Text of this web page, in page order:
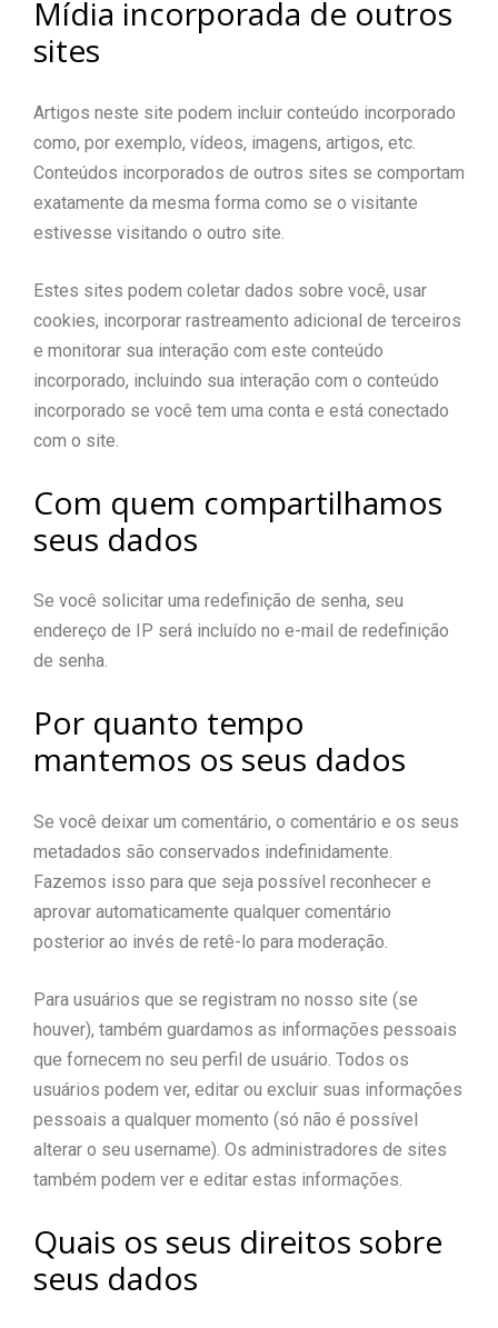
Mídia incorporada de outros
sites
Artigos neste site podem incluir conteúdo incorporado
como, por exemplo, vídeos, imagens, artigos, etc.
Conteúdos incorporados de outros sites se comportam
exatamente da mesma forma como se o visitante
estivesse visitando o outro site.
Estes sites podem coletar dados sobre você, usar
cookies, incorporar rastreamento adicional de terceiros
e monitorar sua interação com este conteúdo
incorporado, incluindo sua interação com o conteúdo
incorporado se você tem uma conta e está conectado
com o site.
Com quem compartilhamos
seus dados
Se você solicitar uma redefinição de senha, seu
endereço de IP será incluído no e-mail de redefinição
de senha.
Por quanto tempo
mantemos os seus dados
Se você deixar um comentário, o comentário e os seus
metadados são conservados indefinidamente.
Fazemos isso para que seja possível reconhecer e
aprovar automaticamente qualquer comentário
posterior ao invés de retê-lo para moderação.
Para usuários que se registram no nosso site (se
houver), também guardamos as informações pessoais
que fornecem no seu perfil de usuário. Todos os
usuários podem ver, editar ou excluir suas informações
pessoais a qualquer momento (só não é possível
alterar o seu username). Os administradores de sites
também podem ver e editar estas informações.
Quais os seus direitos sobre
seus dados